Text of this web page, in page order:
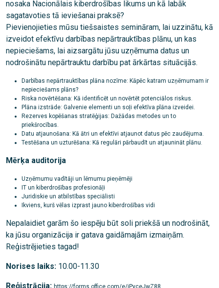
nosaka Nacionālais kiberdrošības likums un kā labāk
sagatavoties tā ieviešanai praksē?
Pievienojieties mūsu tiešsaistes semināram, lai uzzinātu, kā
izveidot efektīvu darbības nepārtrauktības plānu, un kas
nepieciešams, lai aizsargātu jūsu uzņēmuma datus un
nodrošinātu nepārtrauktu darbību pat ārkārtas situācijās.
Darbības nepārtrauktības plāna nozīme: Kāpēc katram uzņēmumam ir
nepieciešams plāns?
Riska novērtēšana: Kā identificēt un novērtēt potenciālos riskus.
Plāna izstrāde: Galvenie elementi un soļi efektīva plāna izveidei.
Rezerves kopēšanas stratēģijas: Dažādas metodes un to
priekšrocības.
Datu atjaunošana: Kā ātri un efektīvi atjaunot datus pēc zaudējuma.
Testēšana un uzturēšana: Kā regulāri pārbaudīt un atjaunināt plānu.
Mērķa auditorija
Uzņēmumu vadītāji un lēmumu pieņēmēji
IT un kiberdrošības profesionāļi
Juridiskie un atbilstības speciālisti
Ikviens, kurš vēlas izprast jauno kiberdrošības vidi
Nepalaidiet garām šo iespēju būt soli priekšā un nodrošināt,
ka jūsu organizācija ir gatava gaidāmajām izmaiņām.
Reģistrējieties tagad!
Norises laiks: 10.00-11.30
Reģistrācija: https://forms.office.com/e/jPyceJwZ88